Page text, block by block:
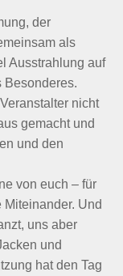
der
als
Ausstrahlung auf
Besonderes.
nicht
gemacht und
und den
von euch – für
Und
uns aber
und
hat den Tag